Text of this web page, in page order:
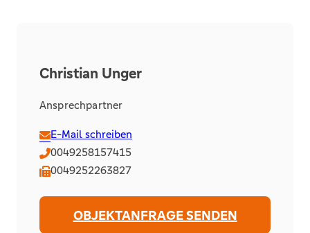
Christian Unger
Ansprechpartner
E-Mail schreiben
0049258157415
0049252263827
OBJEKTANFRAGE SENDEN